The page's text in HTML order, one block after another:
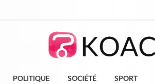
POLITIQUE SOCIÉTÉ SPORT